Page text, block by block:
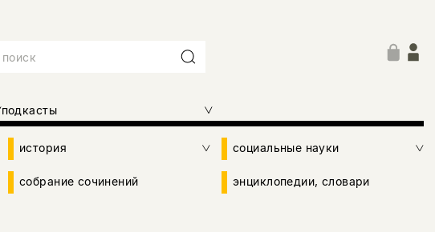
подкасты
история социальные науки
собрание сочинений энциклопедии, словари